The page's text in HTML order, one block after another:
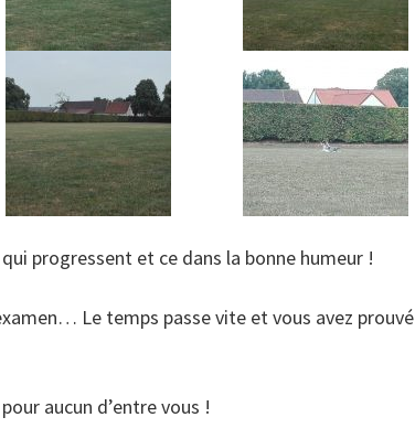
progressent et ce dans la bonne humeur !
Le temps passe vite et vous avez prouvé
aucun d’entre vous !